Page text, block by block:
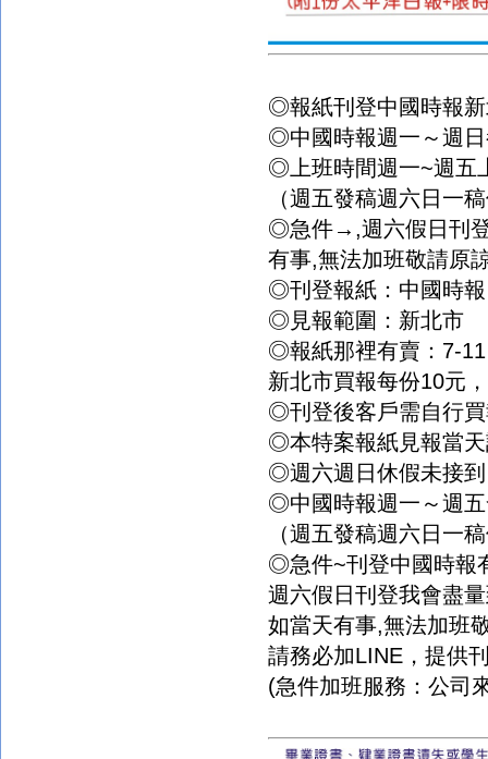
◎報紙刊登中國時報
◎中國時報週一～週
◎上班時間週一~週五
（週五發稿週六日一
◎急件→ ,週六假日刊
有事,無法加班敬請原
◎刊登報紙：中國時報
◎見報範圍：新北市
◎報紙那裡有賣： 7-11
新北市買報每份10元，
◎刊登後客戶需自行
◎本特案報紙見報當
◎週六週日休假未接
◎中國時報週一～週
（週五發稿週六日一
◎急件~刊登中國時報
週六假日刊登我會盡
如當天有事,無法加班
請務必加LINE ，提供
(急件加班服務：公司